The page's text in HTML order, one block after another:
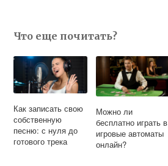
Что еще почитать?
Как записать свою
собственную
песню: с нуля до
готового трека
Можно ли
бесплатно играть в
игровые автоматы
онлайн?